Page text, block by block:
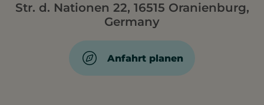
Str. d. Nationen 22, 16515 Oranienburg,
Germany
Anfahrt planen